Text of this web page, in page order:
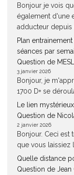
Bonjour je vois
également d'une
adducteur depuis
Plan
séances par
Question de
3 janvier 2026
Bonjour, je
1700 D+ se
Le lien
Question de
2 janvier 2026
Bonjour. Ceci est
que vous laissiez
Quelle distance
Question de